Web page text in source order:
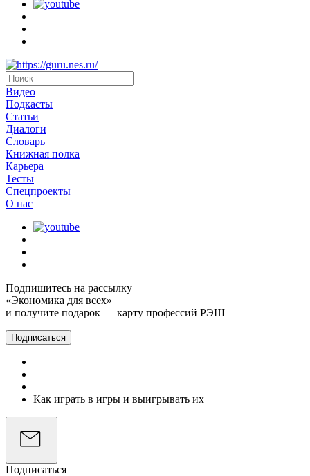
Видео
Подкасты
Статьи
Диалоги
Словарь
Книжная полка
Карьера
Тесты
Спецпроекты
О наc
Подпишитесь на рассылку
«Экономика для всех»
и получите подарок — карту профессий РЭШ
Подписаться
Как играть в игры и выигрывать их
Подписаться